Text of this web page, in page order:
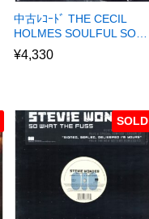
中古ﾚｺｰﾄﾞ THE CECIL
HOLMES SOULFUL SO…
¥4,330
SOLD